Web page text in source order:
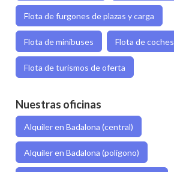
Flota de furgones de plazas y carga
Flota de minibuses Flota de coches
Flota de turismos de oferta
Nuestras oficinas
Alquiler en Badalona (central)
Alquiler en Badalona (polígono)